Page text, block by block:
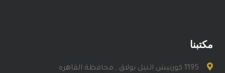
مكتبنا
1195 كورنيش النيل بولاق , محافظة القاهره